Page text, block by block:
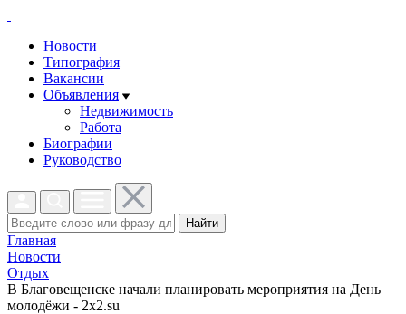
Новости
Типография
Вакансии
Объявления
Недвижимость
Работа
Биографии
Руководство
Найти
Главная
Новости
Отдых
В Благовещенске начали планировать мероприятия на День
молодёжи - 2x2.su